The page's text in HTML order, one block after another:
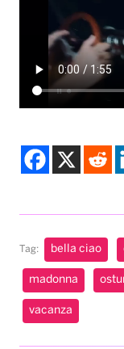
Tag: bella ciao
madonna
vacanza